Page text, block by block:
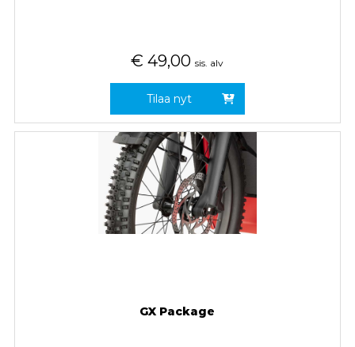
€ 49,00 sis. alv
Tilaa nyt
GX Package